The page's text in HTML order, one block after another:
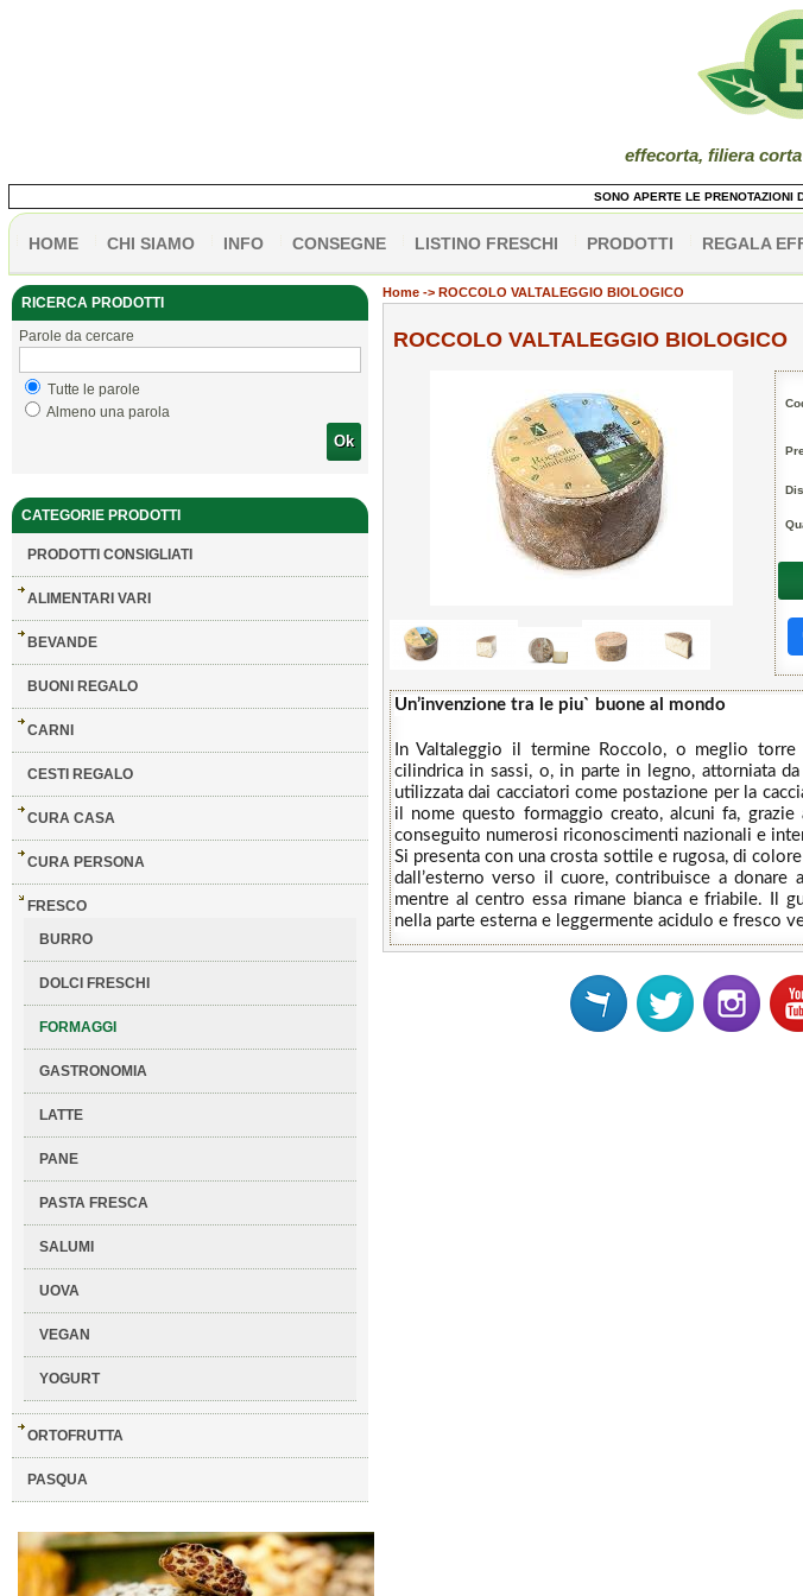
effecorta, filiera
SONO APERTE LE PRENOTAZIONI
HOME CHI SIAMO INFO CONSEGNE LISTINO FRESCHI PRODOTTI REGALA
RICERCA PRODOTTI
Parole da cercare
Tutte le parole
Almeno una parola
Ok
CATEGORIE PRODOTTI
PRODOTTI CONSIGLIATI
ALIMENTARI VARI
BEVANDE
BUONI REGALO
CARNI
CESTI REGALO
CURA CASA
CURA PERSONA
FRESCO
BURRO
DOLCI FRESCHI
FORMAGGI
GASTRONOMIA
LATTE
PANE
PASTA FRESCA
SALUMI
UOVA
VEGAN
YOGURT
ORTOFRUTTA
PASQUA
Home-> ROCCOLO VALTALEGGIO BIOLOGICO
ROCCOLO VALTALEGGIO BIOLOGICO
Un’invenzione tra le piu` buone al mondo
In Valtaleggio il termine Roccolo, o meglio
cilindrica in sassi, o, in parte in legno, attorniata
utilizzata dai cacciatori come postazione per la
il nome questo formaggio creato, alcuni fa, grazie
conseguito numerosi riconoscimenti nazionali e
Si presenta con una crosta sottile e rugosa, di
dall’esterno verso il cuore, contribuisce a donare
mentre al centro essa rimane bianca e friabile. Il
nella parte esterna e leggermente acidulo e fresco